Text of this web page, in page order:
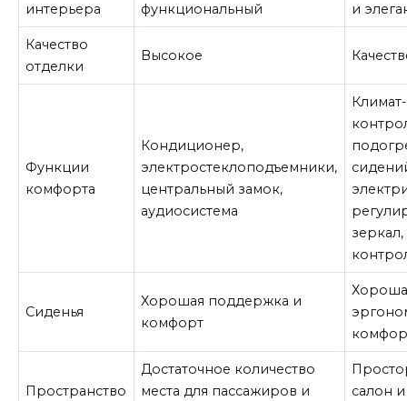
интерьера
функциональный
и
Качество
отделки
Высокое
Функции
комфорта
Кондиционер,
электростеклоподъемники,
центральный замок,
аудиосистема
Климат-
Сиденья
Хорошая поддержка и
комфорт
Пространство
Достаточное количество
места для пассажиров и
салон и